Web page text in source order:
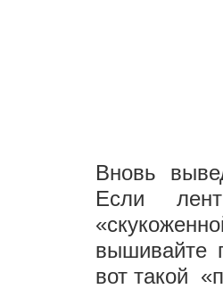
Вновь
Если
вышивайте
вот такой